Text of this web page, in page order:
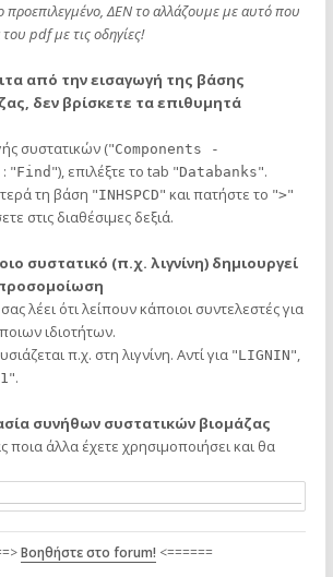
προεπιλεγμένο, ΔΕΝ το αλλάζουμε με αυτό που
pdf με τις οδηγίες!
από την εισαγωγή της βάσης
δεν βρίσκετε τα επιθυμητά
συστατικών ("Components -
"Find "), επιλέξτε το tab "Databanks".
τη βάση "INHSPCD" και πατήστε το ">"
στις διαθέσιμες δεξιά.
συστατικό (π.χ. λιγνίνη) δημιουργεί
λέει ότι λείπουν κάποιοι συντελεστές για
ιδιοτήτων.
π.χ. στη λιγνίνη. Αντί για "LIGNIN",
".
συνήθων συστατικών βιομάζας
ποια άλλα έχετε χρησιμοποιήσει και θα
Βοηθήστε στο forum! <======